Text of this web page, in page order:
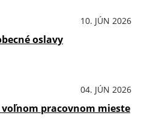
10. JÚN 2026
oslavy
04. JÚN 2026
voľnom pracovnom mieste